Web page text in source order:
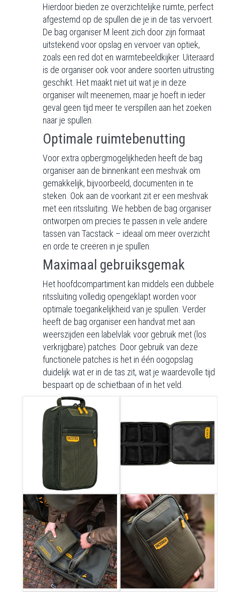
Hierdoor bieden ze overzichtelijke ruimte, perfect
afgestemd op de spullen die je in de tas vervoert.
De bag organiser M leent zich door zijn formaat
uitstekend voor opslag en vervoer van optiek,
zoals een red dot en warmtebeeldkijker. Uiteraard
is de organiser ook voor andere soorten uitrusting
geschikt. Het maakt niet uit wat je in deze
organiser wilt meenemen, maar je hoeft in ieder
geval geen tijd meer te verspillen aan het zoeken
naar je spullen.
Optimale ruimtebenutting
Voor extra opbergmogelijkheden heeft de bag
organiser aan de binnenkant een meshvak om
gemakkelijk, bijvoorbeeld, documenten in te
steken. Ook aan de voorkant zit er een meshvak
met een ritssluiting. We hebben de bag organiser
ontworpen om precies te passen in vele andere
tassen van Tacstack – ideaal om meer overzicht
en orde te creëren in je spullen.
Maximaal gebruiksgemak
Het hoofdcompartiment kan middels een dubbele
ritssluiting volledig opengeklapt worden voor
optimale toegankelijkheid van je spullen. Verder
heeft de bag organiser een handvat met aan
weerszijden een labelvlak voor gebruik met (los
verkrijgbare) patches. Door gebruik van deze
functionele patches is het in één oogopslag
duidelijk wat er in de tas zit, wat je waardevolle tijd
bespaart op de schietbaan of in het veld.